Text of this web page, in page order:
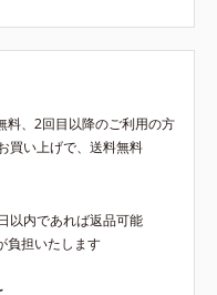
料、2回目以降のご利用の方
買い上げで、送料無料
以内であれば返品可能
負担いたします